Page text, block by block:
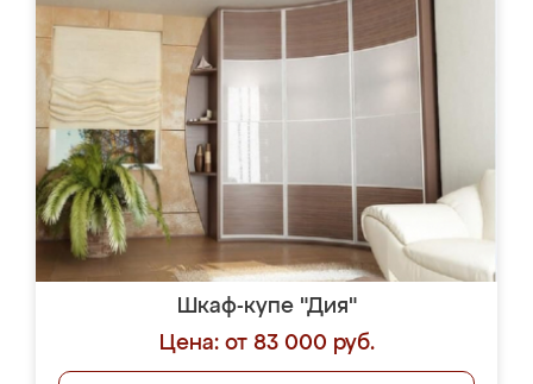
Шкаф-купе "Дия"
Цена: от 83 000 руб.